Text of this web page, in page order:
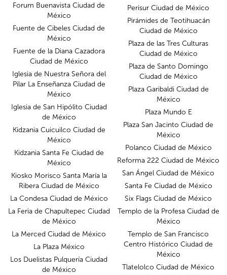
Forum Buenavista Ciudad de
México
Fuente de Cibeles Ciudad de
México
Fuente de la Diana Cazadora
Ciudad de México
Iglesia de Nuestra Señora del
Pilar La Enseñanza Ciudad de
México
Iglesia de San Hipólito Ciudad
de México
Kidzania Cuicuilco Ciudad de
México
Kidzania Santa Fe Ciudad de
México
Kiosko Morisco Santa María la
Ribera Ciudad de México
La Condesa Ciudad de México
La Feria de Chapultepec Ciudad
de México
La Merced Ciudad de México
La Plaza México
Los Duelistas Pulquería Ciudad
de México
Perisur Ciudad de México
Pirámides de Teotihuacán
Ciudad de México
Plaza de las Tres Culturas
Ciudad de México
Plaza de Santo Domingo
Ciudad de México
Plaza Garibaldi Ciudad de
México
Plaza Mundo E
Plaza San Jacinto Ciudad de
México
Polanco Ciudad de México
Reforma 222 Ciudad de México
San Ángel Ciudad de México
Santa Fe Ciudad de México
Six Flags Ciudad de México
Templo de la Profesa Ciudad de
México
Templo de San Francisco
Centro Histórico Ciudad de
México
Tlatelolco Ciudad de México